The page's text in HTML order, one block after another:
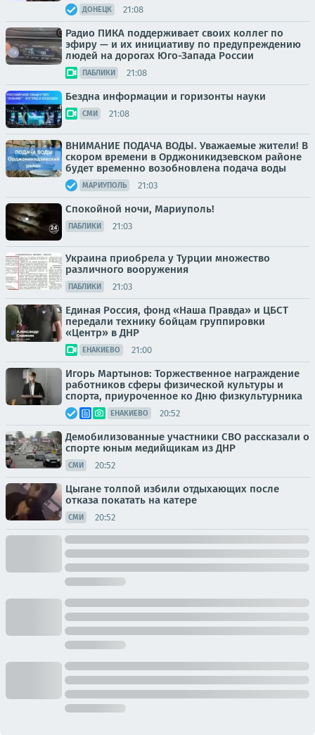
ДОНЕЦК 21:08
Радио ПИКА поддерживает своих коллег по
эфиру — и их инициативу по предупреждению
людей на дорогах Юго-Запада России
ПАБЛИКИ 21:08
Бездна информации и горизонты науки
СМИ 21:08
ВНИМАНИЕ ПОДАЧА ВОДЫ. Уважаемые жители! В
скором времени в Орджоникидзевском районе
будет временно возобновлена подача воды
МАРИУПОЛЬ 21:03
Спокойной ночи, Мариуполь!
ПАБЛИКИ 21:03
Украина приобрела у Турции множество
различного вооружения
ПАБЛИКИ 21:03
Единая Россия, фонд «Наша Правда» и ЦБСТ
передали технику бойцам группировки
«Центр» в ДНР
ЕНАКИЕВО 21:00
Игорь Мартынов: Торжественное награждение
работников сферы физической культуры и
спорта, приуроченное ко Дню физкультурника
ЕНАКИЕВО 20:52
Демобилизованные участники СВО рассказали о
спорте юным медийщикам из ДНР
СМИ 20:52
Цыгане толпой избили отдыхающих после
отказа покатать на катере
СМИ 20:52